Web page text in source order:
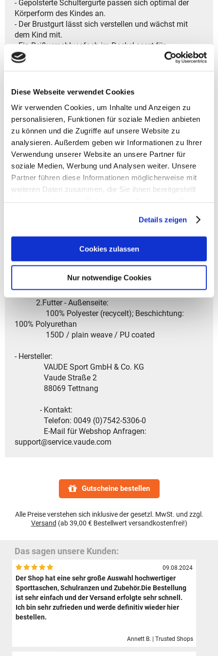
Diese Webseite verwendet Cookies
Wir verwenden Cookies, um Inhalte und Anzeigen zu
personalisieren, Funktionen für soziale Medien anbieten
zu können und die Zugriffe auf unsere Website zu
analysieren. Außerdem geben wir Informationen zu Ihrer
Verwendung unserer Website an unsere Partner für
soziale Medien, Werbung und Analysen weiter. Unsere
Partner führen diese Informationen möglicherweise mit
weiteren Daten zusammen, die Sie ihnen bereitgestellt
Details zeigen
Cookies zulassen
Nur notwendige Cookies
- Gepolsterte Schultergurte passen sich optimal der
Körperform des Kindes an.
- Der Brustgurt lässt sich verstellen und wächst mit
dem Kind mit.
- Ein Reißverschlussfach im Deckel sorgt für
zusätzlichen Stauraum.
- Zwei Außentaschen aus Netz bieten Platz für kleine
- Front-Tasche mit Reißverschluss.
- Eine Schlaufe ermöglicht das Befestigen von kleiner
Fundstücken wie Plüschtiere.
- Kinderfreundliche Schnallen lassen sich einfach
öffnen und schließen.
- Ein Namensschild im Inneren bietet Platz für die
persönliche Kennzeichnung.
- Die ideale Tasche für jedes Abenteuer-robust,
komfortabel und perfekt geeignet für Schule, Sport und
- Garantiedauer: Gesetzliche Gewährleistungsfrist von
100% Polyester (recycelt)
600D / PU coated / plain weave
2.Futter - Außenseite:
100% Polyester (recycelt); Beschichtung:
100% Polyurethan
150D / plain weave / PU coated
- Hersteller:
VAUDE Sport GmbH & Co. KG
Vaude Straße 2
88069 Tettnang
- Kontakt:
Telefon: 0049 (0)7542-5306-0
E-Mail für Webshop Anfragen:
support@service.vaude.com
Gutscheine bestellen
Alle Preise verstehen sich inklusive der gesetzl. MwSt. und zzgl.
Versand (ab 39,00 € Bestellwert versandkostenfrei!)
Das sagen unsere Kunden:
09.08.2024
Der Shop hat eine sehr große Auswahl hochwertiger
Sporttaschen, Schulranzen und Zubehör.Die Bestellung
ist sehr einfach und der Versand erfolgte sehr schnell.
Ich bin sehr zufrieden und werde definitiv wieder hier
bestellen.
Annett B. | Trusted Shops